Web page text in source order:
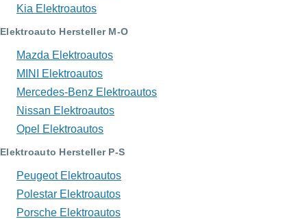
Kia Elektroautos
Elektroauto Hersteller M-O
Mazda Elektroautos
MINI Elektroautos
Mercedes-Benz Elektroautos
Nissan Elektroautos
Opel Elektroautos
Elektroauto Hersteller P-S
Peugeot Elektroautos
Polestar Elektroautos
Porsche Elektroautos